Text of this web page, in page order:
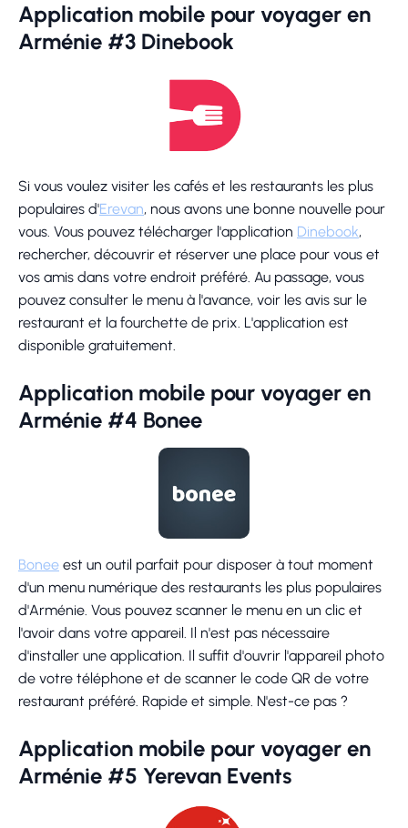
Application mobile pour voyager en
Arménie #3 Dinebook
Si vous voulez visiter les cafés et les restaurants les plus
populaires d'Erevan, nous avons une bonne nouvelle pour
vous. Vous pouvez télécharger l'application Dinebook,
rechercher, découvrir et réserver une place pour vous et
vos amis dans votre endroit préféré. Au passage, vous
pouvez consulter le menu à l'avance, voir les avis sur le
restaurant et la fourchette de prix. L'application est
disponible gratuitement.
Application mobile pour voyager en
Arménie #4 Bonee
Bonee est un outil parfait pour disposer à tout moment
d'un menu numérique des restaurants les plus populaires
d'Arménie. Vous pouvez scanner le menu en un clic et
l'avoir dans votre appareil. Il n'est pas nécessaire
d'installer une application. Il suffit d'ouvrir l'appareil photo
de votre téléphone et de scanner le code QR de votre
restaurant préféré. Rapide et simple. N'est-ce pas ?
Application mobile pour voyager en
Arménie #5 Yerevan Events